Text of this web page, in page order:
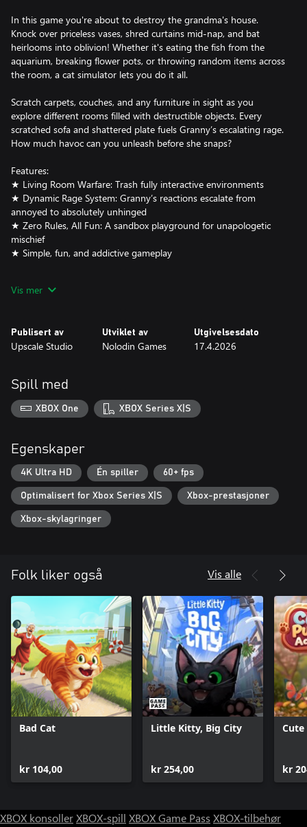
In this game you're about to destroy the grandma's house.
Knock over priceless vases, shred curtains mid-nap, and bat
heirlooms into oblivion! Whether it's eating the fish from the
aquarium, breaking flower pots, or throwing random items across
the room, a cat simulator lets you do it all.
Scratch carpets, couches, and any furniture in sight as you
explore different rooms filled with destructible objects. Every
scratched sofa and shattered plate fuels Granny’s escalating rage.
How much havoc can you unleash before she snaps?
Features:
★ Living Room Warfare: Trash fully interactive environments
★ Dynamic Rage System: Granny’s reactions escalate from
annoyed to absolutely unhinged
★ Zero Rules, All Fun: A sandbox playground for unapologetic
mischief
★ Simple, fun, and addictive gameplay
troublemaking cat!
Vis mer
Publisert av
Upscale Studio
Utviklet av
Nolodin Games
Utgivelsesdato
17.4.2026
Spill med
XBOX One XBOX Series X|S
Egenskaper
4K Ultra HD Én spiller 60+ fps
Optimalisert for Xbox Series X|S Xbox-prestasjoner
Xbox-skylagringer
Folk liker også Vis alle
Bad Cat
kr 104,00
Little Kitty, Big City
kr 254,00
Cute
kr
XBOX konsollerXBOX-spill XBOX Game Pass XBOX-tilbehør